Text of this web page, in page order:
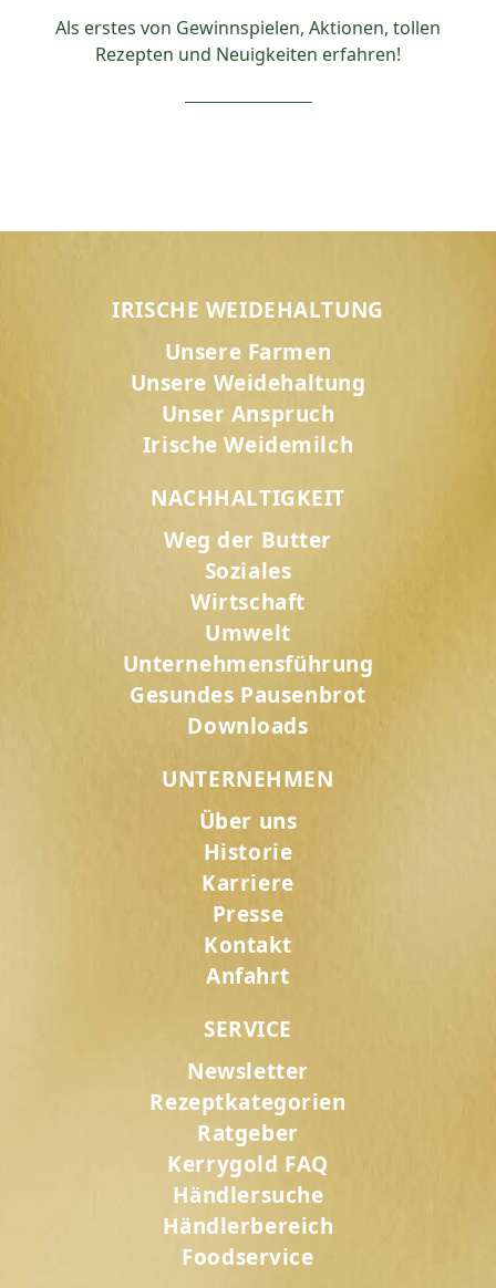
Als erstes von Gewinnspielen, Aktionen, tollen
Rezepten und Neuigkeiten erfahren!
IRISCHE WEIDEHALTUNG
Unsere Farmen
Unsere Weidehaltung
Unser Anspruch
Irische Weidemilch
NACHHALTIGKEIT
Weg der Butter
Soziales
Wirtschaft
Umwelt
Unternehmensführung
Gesundes Pausenbrot
Downloads
UNTERNEHMEN
Über uns
Historie
Karriere
Presse
Kontakt
Anfahrt
SERVICE
Newsletter
Rezeptkategorien
Ratgeber
Kerrygold FAQ
Händlersuche
Händlerbereich
Foodservice